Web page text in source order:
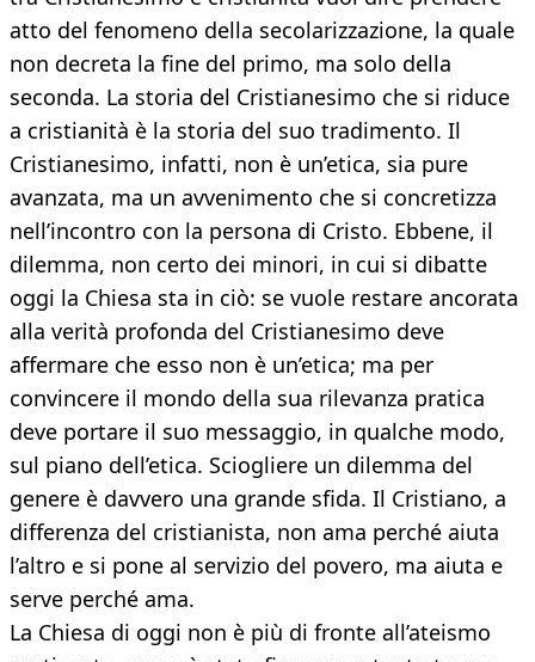
atto del fenomeno della secolarizzazione, la quale
non decreta la fine del primo, ma solo della
seconda. La storia del Cristianesimo che si riduce
a cristianità è la storia del suo tradimento. Il
Cristianesimo, infatti, non è un’etica, sia pure
avanzata, ma un avvenimento che si concretizza
nell’incontro con la persona di Cristo. Ebbene, il
dilemma, non certo dei minori, in cui si dibatte
oggi la Chiesa sta in ciò: se vuole restare ancorata
alla verità profonda del Cristianesimo deve
affermare che esso non è un’etica; ma per
convincere il mondo della sua rilevanza pratica
deve portare il suo messaggio, in qualche modo,
sul piano dell’etica. Sciogliere un dilemma del
genere è davvero una grande sfida. Il Cristiano, a
differenza del cristianista, non ama perché aiuta
l’altro e si pone al servizio del povero, ma aiuta e
serve perché ama.
La Chiesa di oggi non è più di fronte all’ateismo